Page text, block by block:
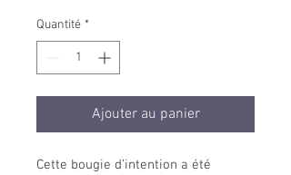
Quantité *
Ajouter au panier
Cette bougie d’intention a été